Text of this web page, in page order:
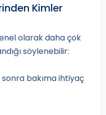
Kimler
olarak daha çok
söylenebilir:
bakıma ihtiyaç